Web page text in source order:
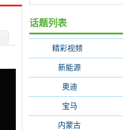
话题列表
精彩视频
新能源
奥迪
宝马
内蒙古